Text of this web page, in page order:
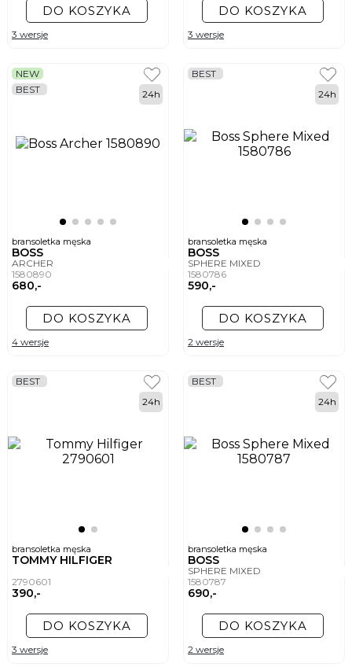
DO KOSZYKA
3 wersje
DO KOSZYKA
3 wersje
bransoletka męska
BOSS
ARCHER
1580890
680,-
NEW
BEST
24h
DO KOSZYKA
4 wersje
bransoletka męska
BOSS
SPHERE MIXED
1580786
590,-
BEST
24h
DO KOSZYKA
2 wersje
bransoletka męska
TOMMY HILFIGER
2790601
390,-
BEST
24h
DO KOSZYKA
3 wersje
bransoletka męska
BOSS
SPHERE MIXED
1580787
690,-
BEST
24h
DO KOSZYKA
2 wersje